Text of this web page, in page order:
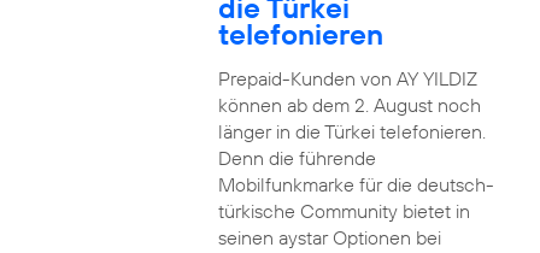
die Türkei
telefonieren
Prepaid-Kunden von AY YILDIZ
können ab dem 2. August noch
länger in die Türkei telefonieren.
Denn die führende
Mobilfunkmarke für die deutsch-
türkische Community bietet in
seinen aystar Optionen bei